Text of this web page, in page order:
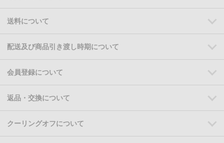
送料について
配送及び商品引き渡し時期について
会員登録について
返品・交換について
クーリングオフについて